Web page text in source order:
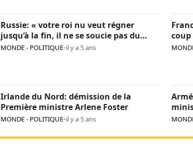
Russie: « votre roi nu veut régner
jusqu’à la fin, il ne se soucie pas du
pays », Navalny critique encore Poutine
MONDE - POLITIQUE•il y a 5 ans
coup
Irlande du Nord: démission de la
Première ministre Arlene Foster
MONDE - POLITIQUE•il y a 5 ans